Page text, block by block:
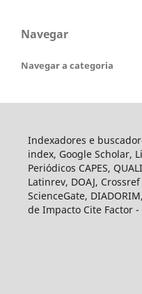
Navegar
Navegar a categoria
Indexadores e
index, Google Scholar,
Periódicos CAPES,
Latinrev, DOAJ,
ScienceGate,
de Impacto Cite Factor -